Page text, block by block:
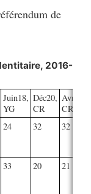
de
2016-
Juin18,
YG
Déc20,
CR
Avr21,
CR
24 32 32
33 20 21